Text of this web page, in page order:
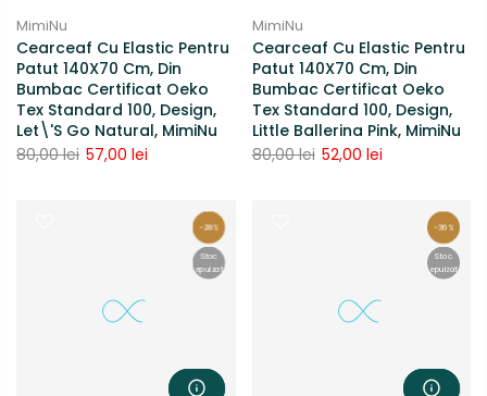
MimiNu
Cearceaf Cu Elastic Pentru
Patut 140X70 Cm, Din
Bumbac Certificat Oeko
Tex Standard 100, Design,
Let\'s Go Natural, MimiNu
80,00 lei 57,00 lei
MimiNu
Cearceaf Cu Elastic Pentru
Patut 140X70 Cm, Din
Bumbac Certificat Oeko
Tex Standard 100, Design,
Little Ballerina Pink, MimiNu
80,00 lei 52,00 lei
-28%
Stoc
epuizat
-36%
Stoc
epuizat